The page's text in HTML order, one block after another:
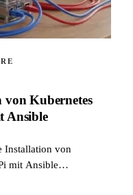
von Kubernetes
Ansible
Installation von
mit Ansible